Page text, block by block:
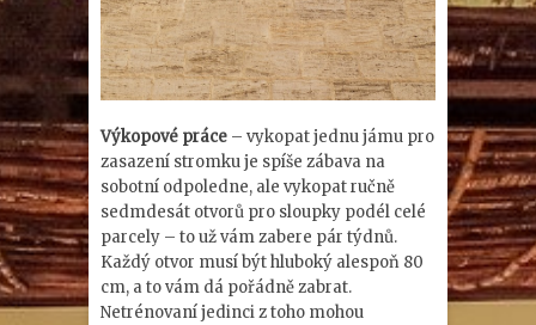
Výkopové práce – vykopat jednu jámu pro
zasazení stromku je spíše zábava na
sobotní odpoledne, ale vykopat ručně
sedmdesát otvorů pro sloupky podél celé
parcely – to už vám zabere pár týdnů.
Každý otvor musí být hluboký alespoň 80
cm, a to vám dá pořádně zabrat.
Netrénovaní jedinci z toho mohou